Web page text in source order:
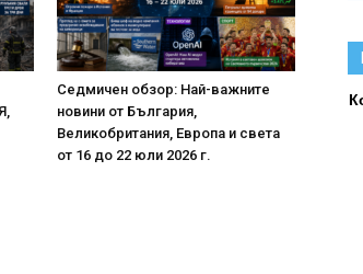
Седмичен обзор: Най-важните
новини от България,
Великобритания, Европа и света
от 16 до 22 юли 2026 г.